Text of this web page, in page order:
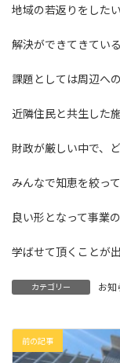
地域の若返りをした
解決ができてきてい
課題としては周辺へ
近隣住民と共生した
財政が厳しい中で、
みんなで知恵を絞っ
良い形となって事業
学ばせて頂くことが
カテゴリー お知
前の記事